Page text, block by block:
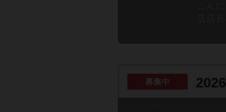
募集中 2026